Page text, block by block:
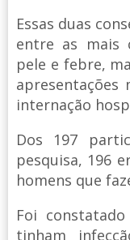
Essas duas
entre as mais
pele e febre,
apresentações
internação
Dos 197
pesquisa, 196
homens que
Foi
tinham